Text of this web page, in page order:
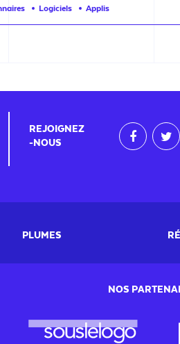
Logiciels Applis
REJOIGNEZ
-NOUS
PLUMES
NOS